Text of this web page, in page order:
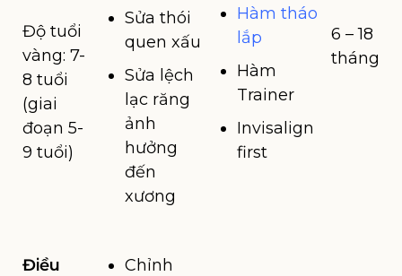
Độ tuổi
vàng: 7-
8 tuổi
(giai
đoạn 5-
9 tuổi)
Sửa thói
quen xấu
Sửa lệch
lạc răng
ảnh
hưởng
đến
xương
Hàm tháo
lắp
Hàm
Trainer
Invisalign
first
6 – 18
tháng
Điều
Chỉnh